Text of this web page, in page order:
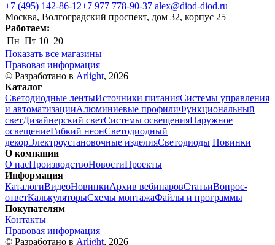
+7 (495) 142-86-12+7 977 778-90-37 alex@diod-diod.ru
Москва, Волгоградский проспект, дом 32, корпус 25
Работаем:
Пн–Пт 10–20
Показать все магазины
Правовая информация
© Разработано в Arlight, 2026
Каталог
Светодиодные лентыИсточники питанияСистемы управления
и автоматизацииАлюминиевые профилиФункциональный
светДизайнерский светСистемы освещенияНаружное
освещениеГибкий неонСветодиодный
декорЭлектроустановочные изделияСветодиоды Новинки
О компании
О насПроизводствоНовостиПроекты
Информация
КаталогиВидеоНовинкиАрхив вебинаровСтатьиВопрос-
ответКалькуляторыСхемы монтажаФайлы и программы
Покупателям
Контакты
Правовая информация
© Разработано в Arlight, 2026